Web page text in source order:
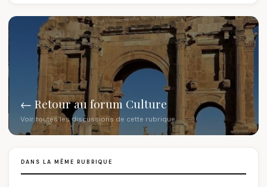
← Retour au forum Culture
Voir toutes les discussions de cette rubrique
DANS LA MÊME RUBRIQUE